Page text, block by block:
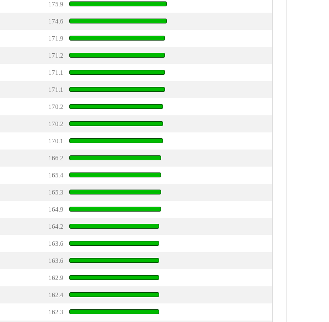
175.9
174.6
171.9
171.2
171.1
171.1
170.2
170.2
170.1
166.2
165.4
165.3
164.9
164.2
163.6
163.6
162.9
162.4
162.3